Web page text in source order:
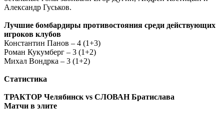
Александр Гуськов.
Лучшие бомбардиры противостояния среди действующих
игроков клубов
Константин Панов – 4 (1+3)
Роман Кукумберг – 3 (1+2)
Михал Вондрка – 3 (1+2)
Статистика
ТРАКТОР Челябинск vs СЛОВАН Братислава
Матчи в элите